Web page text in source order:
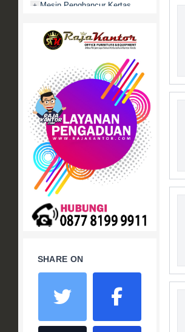
+ Mesin Penghancur Kertas
Mobile File / Roll O Pack
Movitex
Paper Cutter
Partisi Kantor
Promo
+ Rak Serbaguna
+ Ranjang Besi
+ Sofa Kantor
+ Springbed
White Board / Papan Tulis
SHARE ON